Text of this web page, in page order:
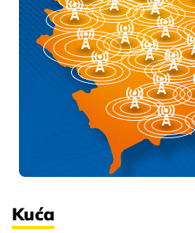
Kuća